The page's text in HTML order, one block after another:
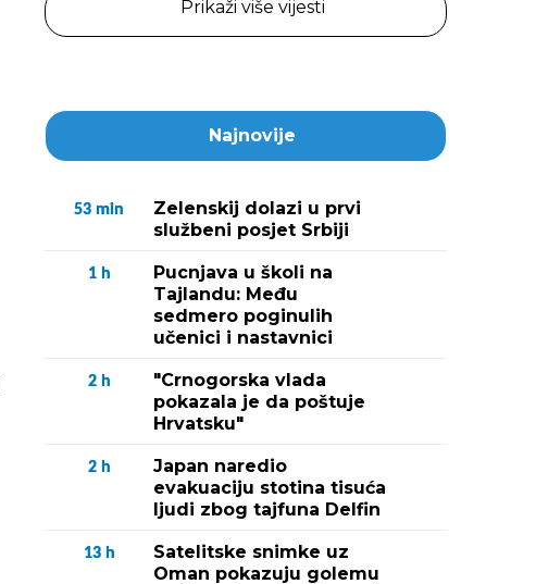
Prikaži više vijesti
Najnovije
53 min
Zelenskij dolazi u prvi
službeni posjet Srbiji
1 h
Pucnjava u školi na
Tajlandu: Među
sedmero poginulih
učenici i nastavnici
2 h
"Crnogorska vlada
pokazala je da poštuje
Hrvatsku"
2 h
Japan naredio
evakuaciju stotina tisuća
ljudi zbog tajfuna Delfin
13 h
Satelitske snimke uz
Oman pokazuju golemu